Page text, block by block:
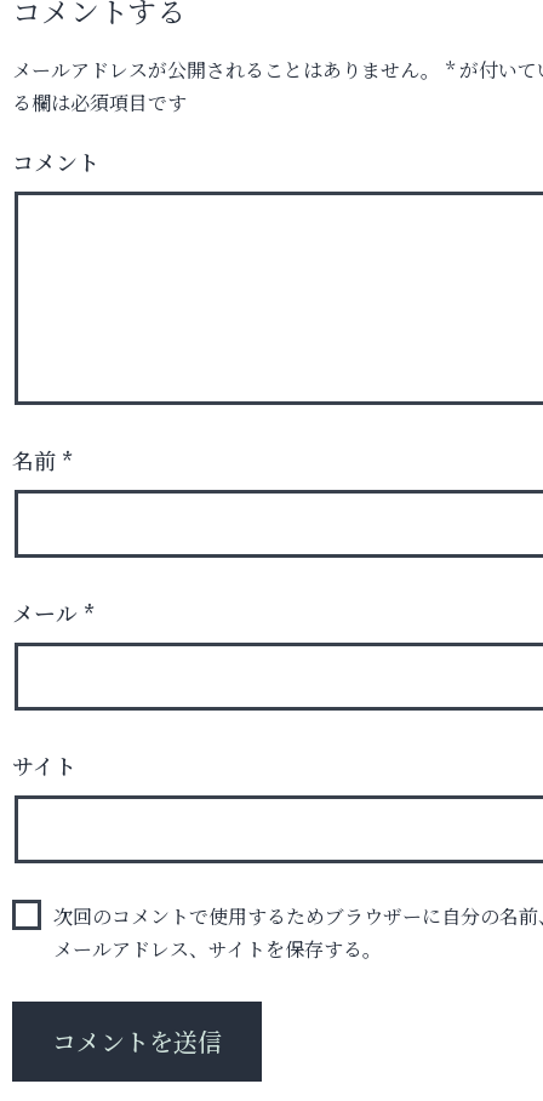
コメントする
メールアドレスが公開されることはありません。 *が付いて
る欄は必須項目です
コメント
名前 *
メール *
サイト
次回のコメントで使用するためブラウザーに自分の名前
メールアドレス、サイトを保存する。